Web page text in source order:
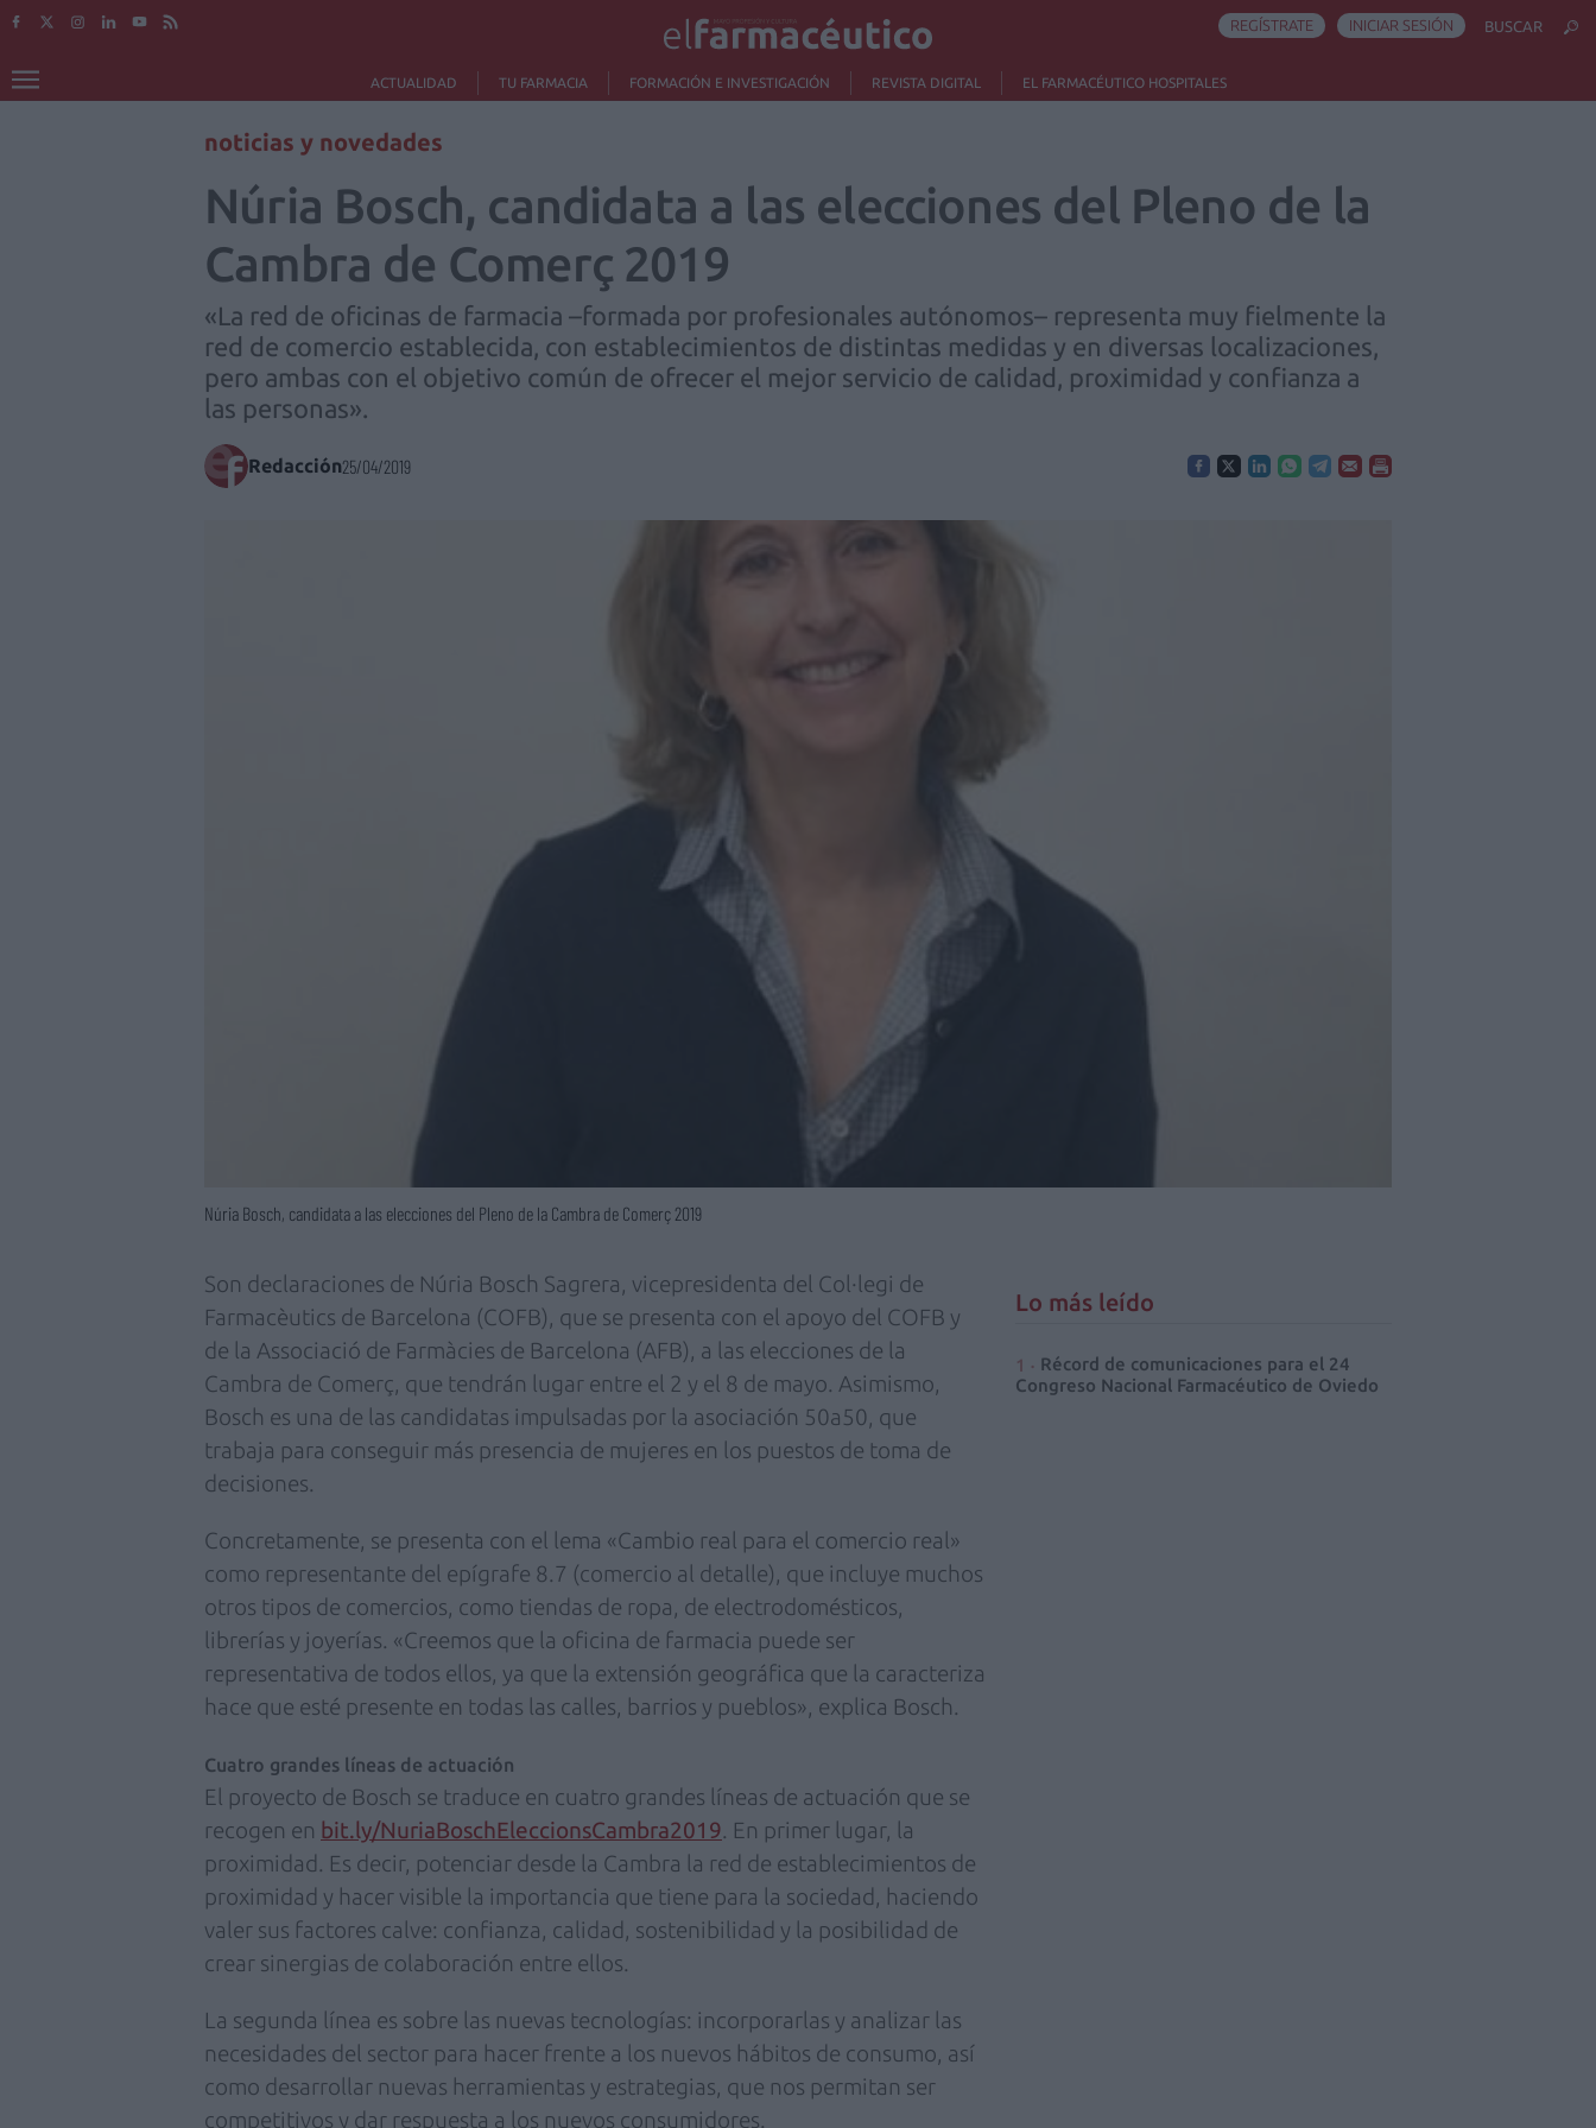
ACTUALIDAD TU FARMACIA FORMACIÓN E INVESTIGACIÓN REVISTA DIGITAL EL FARMACÉUTICO HOSPITALES
REGÍSTRATE INICIAR SESIÓN BUSCAR
noticias y novedades
Núria Bosch, candidata a las elecciones del Pleno de la
Cambra de Comerç 2019
«La red de oficinas de farmacia –formada por profesionales autónomos– representa muy fielmente la
red de comercio establecida, con establecimientos de distintas medidas y en diversas localizaciones,
pero ambas con el objetivo común de ofrecer el mejor servicio de calidad, proximidad y confianza a
las personas».
Redacción25/04/2019
Núria Bosch, candidata a las elecciones del Pleno de la Cambra de Comerç 2019
Son declaraciones de Núria Bosch Sagrera, vicepresidenta del Col·legi de
Farmacèutics de Barcelona (COFB), que se presenta con el apoyo del COFB y
de la Associació de Farmàcies de Barcelona (AFB), a las elecciones de la
Cambra de Comerç, que tendrán lugar entre el 2 y el 8 de mayo. Asimismo,
Bosch es una de las candidatas impulsadas por la asociación 50a50, que
trabaja para conseguir más presencia de mujeres en los puestos de toma de
decisiones.
Concretamente, se presenta con el lema «Cambio real para el comercio real»
como representante del epígrafe 8.7 (comercio al detalle), que incluye muchos
otros tipos de comercios, como tiendas de ropa, de electrodomésticos,
librerías y joyerías. «Creemos que la oficina de farmacia puede ser
representativa de todos ellos, ya que la extensión geográfica que la caracteriza
hace que esté presente en todas las calles, barrios y pueblos», explica Bosch.
Cuatro grandes líneas de actuación
El proyecto de Bosch se traduce en cuatro grandes líneas de actuación que se
recogen en bit.ly/NuriaBoschEleccionsCambra2019. En primer lugar, la
proximidad. Es decir, potenciar desde la Cambra la red de establecimientos de
proximidad y hacer visible la importancia que tiene para la sociedad, haciendo
valer sus factores calve: confianza, calidad, sostenibilidad y la posibilidad de
crear sinergias de colaboración entre ellos.
La segunda línea es sobre las nuevas tecnologías: incorporarlas y analizar las
necesidades del sector para hacer frente a los nuevos hábitos de consumo, así
como desarrollar nuevas herramientas y estrategias, que nos permitan ser
competitivos y dar respuesta a los nuevos consumidores.
Lo más leído
Récord de comunicaciones para el 24
Congreso Nacional Farmacéutico de Oviedo